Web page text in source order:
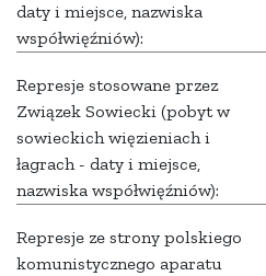
daty i miejsce, nazwiska
współwięźniów):
Represje stosowane przez
Związek Sowiecki (pobyt w
sowieckich więzieniach i
łagrach - daty i miejsce,
nazwiska współwięźniów):
Represje ze strony polskiego
komunistycznego aparatu